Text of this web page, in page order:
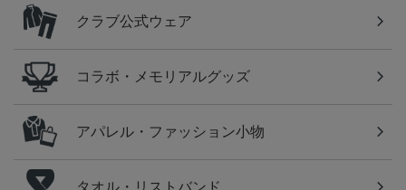
クラブ公式ウェア
コラボ・メモリアルグッズ
アパレル・ファッション小物
タオル・リストバンド